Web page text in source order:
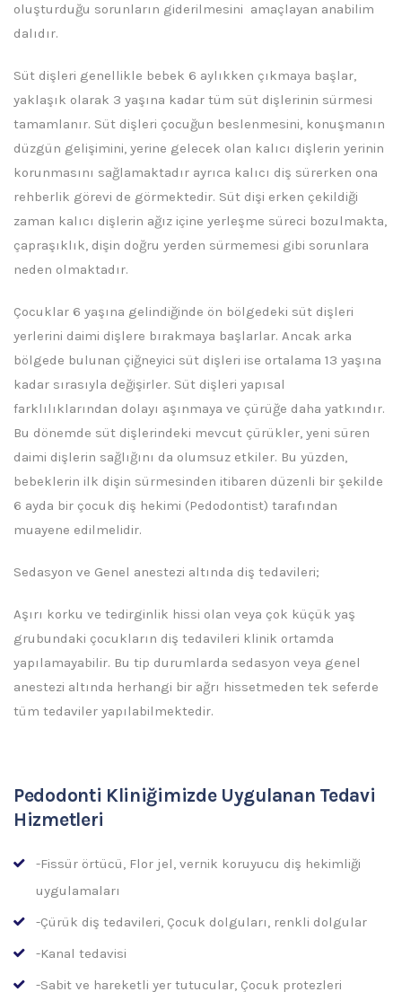
oluşturduğu sorunların giderilmesini amaçlayan anabilim
dalıdır.
Süt dişleri genellikle bebek 6 aylıkken çıkmaya başlar,
yaklaşık olarak 3 yaşına kadar tüm süt dişlerinin sürmesi
tamamlanır. Süt dişleri çocuğun beslenmesini, konuşmanın
düzgün gelişimini, yerine gelecek olan kalıcı dişlerin yerinin
korunmasını sağlamaktadır ayrıca kalıcı diş sürerken ona
rehberlik görevi de görmektedir. Süt dişi erken çekildiği
zaman kalıcı dişlerin ağız içine yerleşme süreci bozulmakta,
çapraşıklık, dişin doğru yerden sürmemesi gibi sorunlara
neden olmaktadır.
Çocuklar 6 yaşına gelindiğinde ön bölgedeki süt dişleri
yerlerini daimi dişlere bırakmaya başlarlar. Ancak arka
bölgede bulunan çiğneyici süt dişleri ise ortalama 13 yaşına
kadar sırasıyla değişirler. Süt dişleri yapısal
farklılıklarından dolayı aşınmaya ve çürüğe daha yatkındır.
Bu dönemde süt dişlerindeki mevcut çürükler, yeni süren
daimi dişlerin sağlığını da olumsuz etkiler. Bu yüzden,
bebeklerin ilk dişin sürmesinden itibaren düzenli bir şekilde
6 ayda bir çocuk diş hekimi (Pedodontist) tarafından
muayene edilmelidir.
Sedasyon ve Genel anestezi altında diş tedavileri;
Aşırı korku ve tedirginlik hissi olan veya çok küçük yaş
grubundaki çocukların diş tedavileri klinik ortamda
yapılamayabilir. Bu tip durumlarda sedasyon veya genel
anestezi altında herhangi bir ağrı hissetmeden tek seferde
tüm tedaviler yapılabilmektedir.
Pedodonti Kliniğimizde Uygulanan Tedavi
Hizmetleri
-Fissür örtücü, Flor jel, vernik koruyucu diş hekimliği
uygulamaları
-Çürük diş tedavileri, Çocuk dolguları, renkli dolgular
-Kanal tedavisi
-Sabit ve hareketli yer tutucular, Çocuk protezleri